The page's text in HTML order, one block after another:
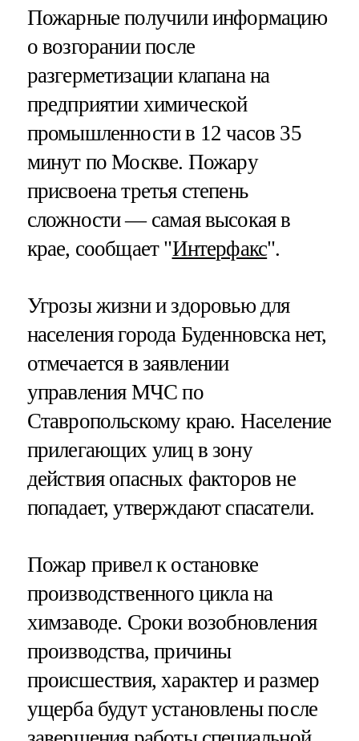
Пожарные получили информацию
о возгорании после
разгерметизации клапана на
предприятии химической
промышленности в 12 часов 35
минут по Москве. Пожару
присвоена третья степень
сложности — самая высокая в
крае, сообщает "Интерфакс".
Угрозы жизни и здоровью для
населения города Буденновска нет,
отмечается в заявлении
управления МЧС по
Ставропольскому краю. Население
прилегающих улиц в зону
действия опасных факторов не
попадает, утверждают спасатели.
Пожар привел к остановке
производственного цикла на
химзаводе. Сроки возобновления
производства, причины
происшествия, характер и размер
ущерба будут установлены после